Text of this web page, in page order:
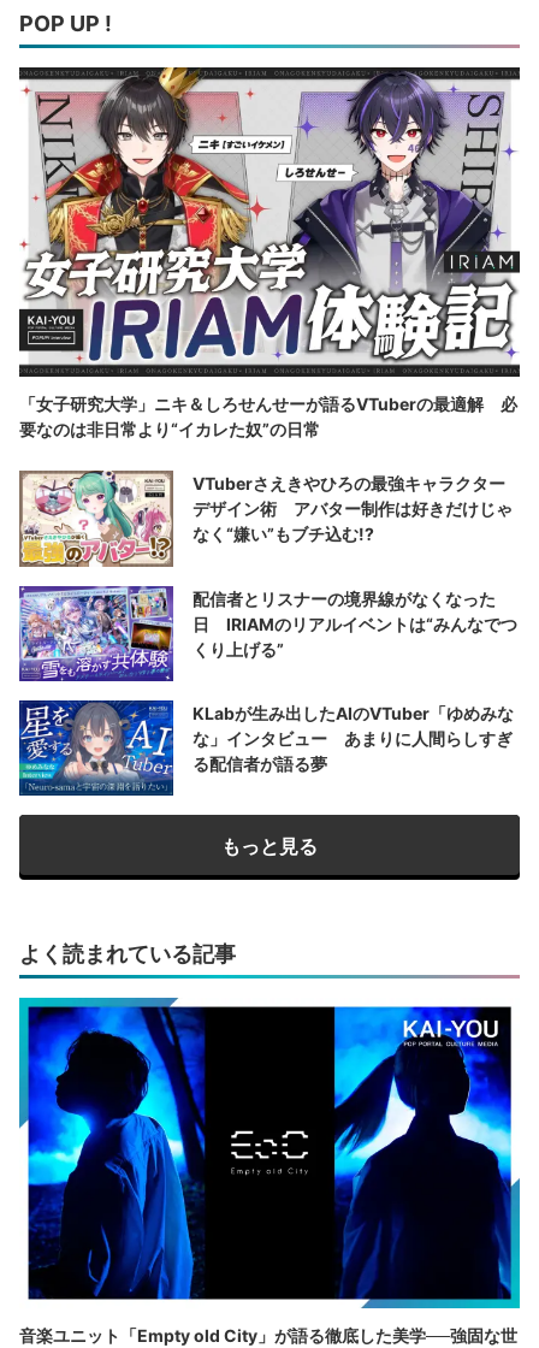
POP UP !
「女子研究大学」ニキ＆しろせんせーが語るVTuberの最適解 必
要なのは非日常より“イカレた奴”の日常
VTuberさえきやひろの最強キャラクター
デザイン術 アバター制作は好きだけじゃ
なく“嫌い”もブチ込む!?
配信者とリスナーの境界線がなくなった
日 IRIAMのリアルイベントは“みんなでつ
くり上げる”
KLabが生み出したAIのVTuber「ゆめみな
な」インタビュー あまりに人間らしすぎ
る配信者が語る夢
もっと見る
よく読まれている記事
音楽ユニット「Empty old City」が語る徹底した美学──強固な世